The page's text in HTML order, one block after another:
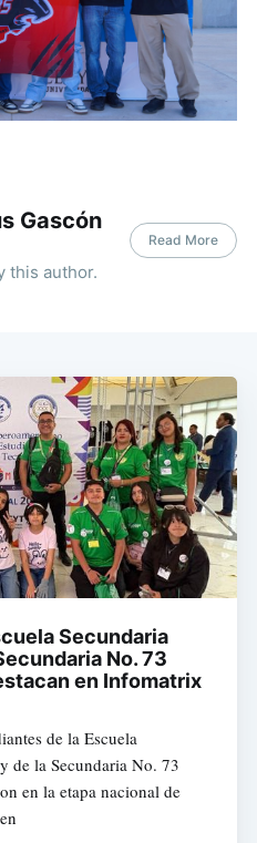
Gascón
this author.
Read More
Secundaria
No. 73
en Infomatrix
de la Escuela
de la Secundaria No. 73
en la etapa nacional de